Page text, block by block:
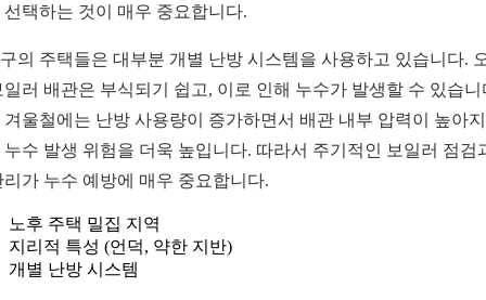
선택하는 것이 매우 중요합니다.
의 주택들은 대부분 개별 난방 시스템을 사용하고 있습니다.
일러 배관은 부식되기 쉽고, 이로 인해 누수가 발생할 수 있습니
겨울철에는 난방 사용량이 증가하면서 배관 내부 압력이 높아
누수 발생 위험을 더욱 높입니다. 따라서 주기적인 보일러 점검
리가 누수 예방에 매우 중요합니다.
노후 주택 밀집 지역
지리적 특성 (언덕, 약한 지반)
개별 난방 시스템